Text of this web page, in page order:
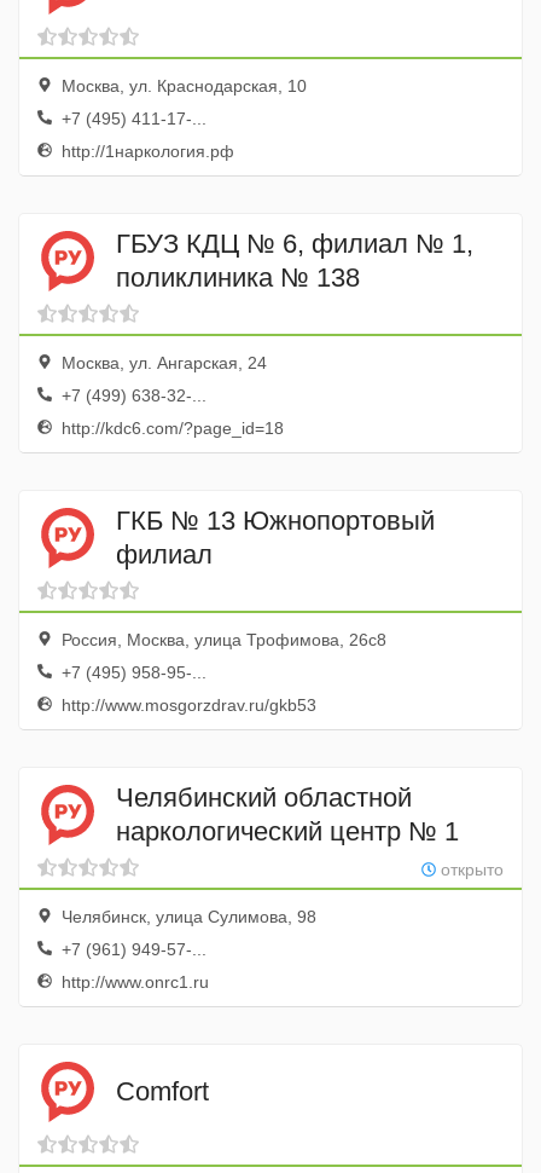
Москва, ул. Краснодарская, 10
+7 (495) 411-17-...
http://1наркология.рф
ГБУЗ КДЦ № 6, филиал № 1,
поликлиника № 138
Москва, ул. Ангарская, 24
+7 (499) 638-32-...
http://kdc6.com/?page_id=18
ГКБ № 13 Южнопортовый
филиал
Россия, Москва, улица Трофимова, 26с8
+7 (495) 958-95-...
http://www.mosgorzdrav.ru/gkb53
Челябинский областной
наркологический центр № 1
открыто
Челябинск, улица Сулимова, 98
+7 (961) 949-57-...
http://www.onrc1.ru
Comfort